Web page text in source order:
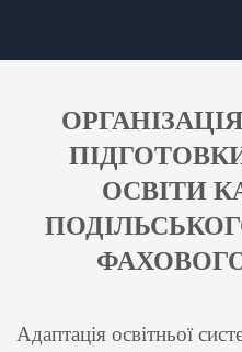
ОСВІТИ
Адаптація освітньої